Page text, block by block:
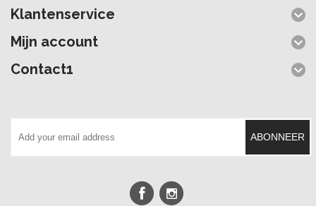
Klantenservice
Mijn account
Contact1
ABONNEER